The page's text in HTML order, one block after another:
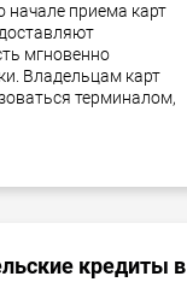
начале приема карт
мгновенно
Владельцам карт
терминалом,
кредиты в